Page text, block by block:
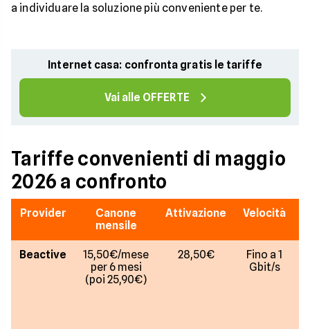
a individuare la soluzione più conveniente per te.
Internet casa: confronta gratis le tariffe
Vai alle OFFERTE
Tariffe convenienti di maggio
2026 a confronto
Provider
Canone
mensile
Attivazione Velocità
Beactive
15,50€/mese
per 6 mesi
(poi 25,90€)
28,50€
Fino a 1
Gbit/s